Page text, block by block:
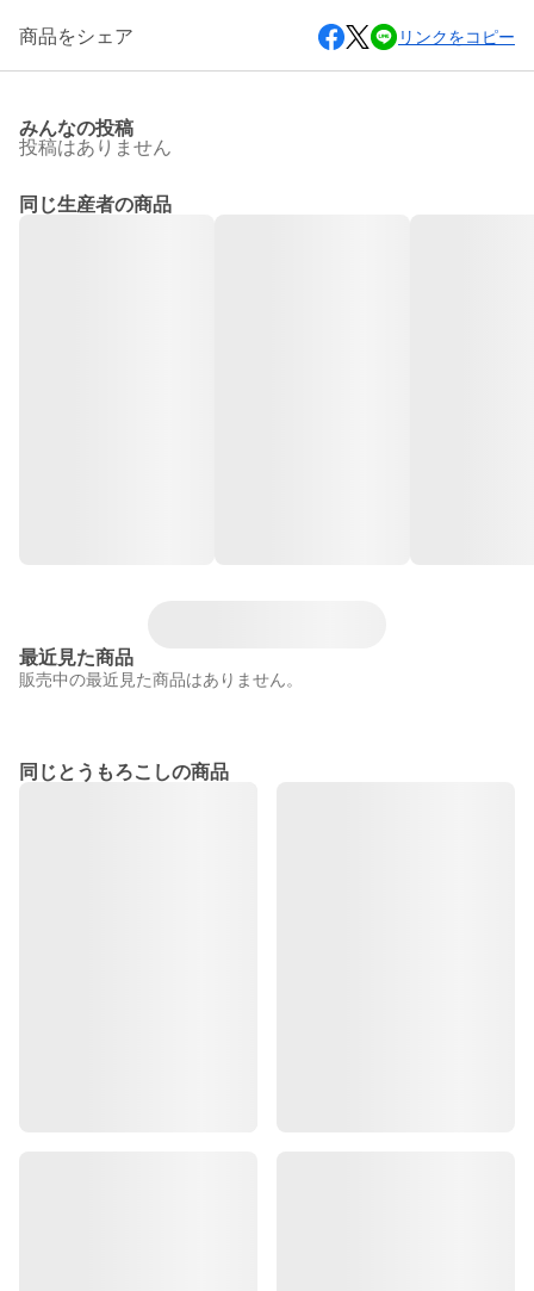
商品をシェア リンクをコピー
みんなの投稿
投稿はありません
同じ生産者の商品
最近見た商品
販売中の最近見た商品はありません。
同じとうもろこしの商品